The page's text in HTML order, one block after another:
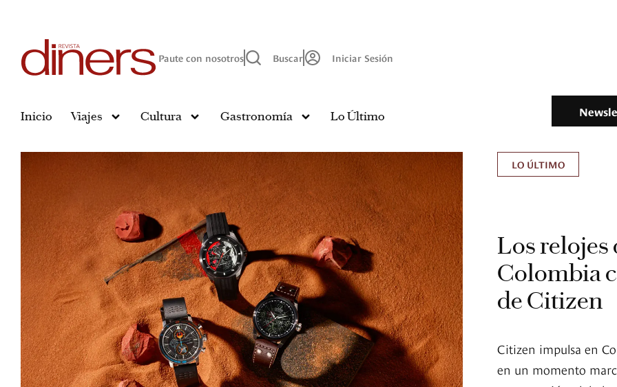
Paute con nosotros Buscar Iniciar Sesión
Inicio Viajes Cultura Gastronomía Lo Último
LO ÚLTIMO
Los relojes
Colombia
de Citizen
Citizen impulsa en
en un momento